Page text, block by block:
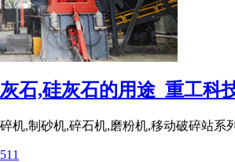
石,硅灰石的用途_重工科
机,制砂机,碎石机,磨粉机,移动破碎站